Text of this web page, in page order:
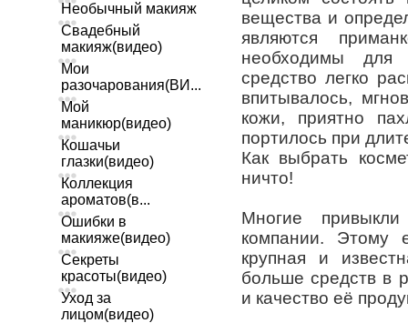
Необычный макияж
Свадебный
макияж(видео)
Мои
разочарования(ВИ...
Мой
маникюр(видео)
Кошачьи
глазки(видео)
Коллекция
ароматов(в...
Ошибки в
макияже(видео)
Секреты
красоты(видео)
Уход за
лицом(видео)
вещества и
являются
необходимы для
средство легко
впитывалось,
кожи, приятно
портилось при
Как выбрать
ничто!
Многие
компании. Этому
крупная и
больше средств в
и качество её